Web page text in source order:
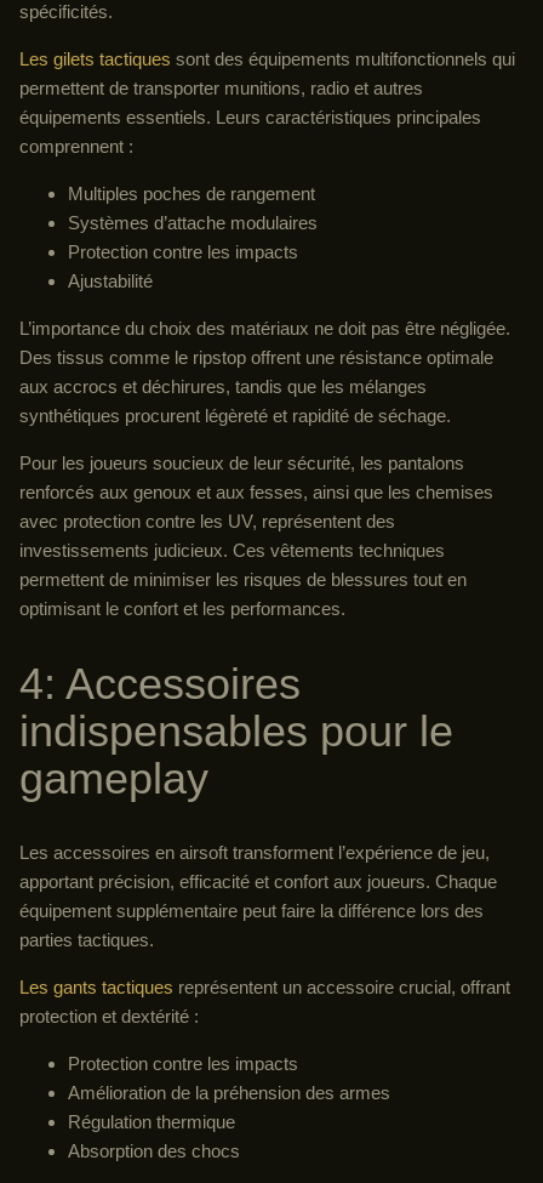
spécificités.
Les gilets tactiques sont des équipements multifonctionnels qui
permettent de transporter munitions, radio et autres
équipements essentiels. Leurs caractéristiques principales
comprennent :
Multiples poches de rangement
Systèmes d’attache modulaires
Protection contre les impacts
Ajustabilité
L’importance du choix des matériaux ne doit pas être négligée.
Des tissus comme le ripstop offrent une résistance optimale
aux accrocs et déchirures, tandis que les mélanges
synthétiques procurent légèreté et rapidité de séchage.
Pour les joueurs soucieux de leur sécurité, les pantalons
renforcés aux genoux et aux fesses, ainsi que les chemises
avec protection contre les UV, représentent des
investissements judicieux. Ces vêtements techniques
permettent de minimiser les risques de blessures tout en
optimisant le confort et les performances.
4: Accessoires
indispensables pour le
gameplay
Les accessoires en airsoft transforment l’expérience de jeu,
apportant précision, efficacité et confort aux joueurs. Chaque
équipement supplémentaire peut faire la différence lors des
parties tactiques.
Les gants tactiques représentent un accessoire crucial, offrant
protection et dextérité :
Protection contre les impacts
Amélioration de la préhension des armes
Régulation thermique
Absorption des chocs